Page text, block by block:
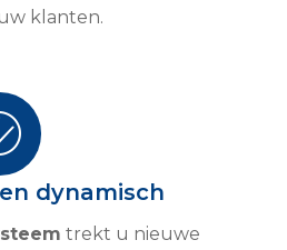
klanten.
dynamisch
trekt u nieuwe